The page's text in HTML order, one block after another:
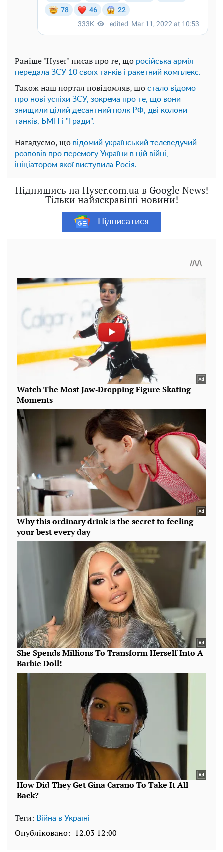
Раніше "Hyser" писав про те, що російська армія
передала ЗСУ 10 своїх танків і ракетний комплекс.
Також наш портал повідомляв, що стало відомо
про нові успіхи ЗСУ, зокрема про те, що вони
знищили цілий десантний полк РФ, дві колони
танків, БМП і "Гради".
Нагадуємо, що відомий український телеведучий
розповів про перемогу України в цій війні,
ініціатором якої виступила Росія.
Підпишись на Hyser.com.ua в Google News!
Тільки найяскравіші новини!
Підписатися
Теги: Війна в Україні
Опубліковано: 12.03 12:00